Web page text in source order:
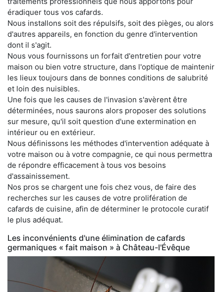
éradiquer tous vos cafards.
Nous installons soit des répulsifs, soit des pièges, ou alors
d'autres appareils, en fonction du genre d'intervention
dont il s'agit.
Nous vous fournissons un forfait d'entretien pour votre
maison ou bien votre structure, dans l'optique de maintenir
les lieux toujours dans de bonnes conditions de salubrité
et loin des nuisibles.
Une fois que les causes de l'invasion s'avèrent être
déterminées, nous saurons alors proposer des solutions
sur mesure, qu'il soit question d'une extermination en
intérieur ou en extérieur.
Nous définissons les méthodes d'intervention adéquate à
votre maison ou à votre compagnie, ce qui nous permettra
de répondre efficacement à tous vos besoins
d'assainissement.
Nos pros se chargent une fois chez vous, de faire des
recherches sur les causes de votre prolifération de
cafards de cuisine, afin de déterminer le protocole curatif
le plus adéquat.
Les inconvénients d'une élimination de cafards
germaniques « fait maison » à Château-l'Évêque